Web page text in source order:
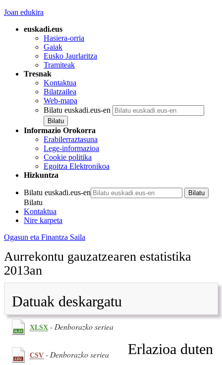
Joan edukira
euskadi.eus
Hasiera-orria
Gaiak
Eusko Jaurlaritza
Tramiteak
Tresnak
Kontaktua
Bilatzailea
Web-mapa
Bilatu euskadi.eus-en
Informazio Orokorra
Erabilerraztasuna
Lege-informazioa
Cookie politika
Egoitza Elektronikoa
Hizkuntza
Bilatu euskadi.eus-en
Bilatu
Kontaktua
Nire karpeta
Ogasun eta Finantza Saila
Aurrekontu gauzatzearen estatistika
2013an
Datuak deskargatu
XLSX - Denborazko seriea
CSV - Denborazko seriea Erlazioa duten